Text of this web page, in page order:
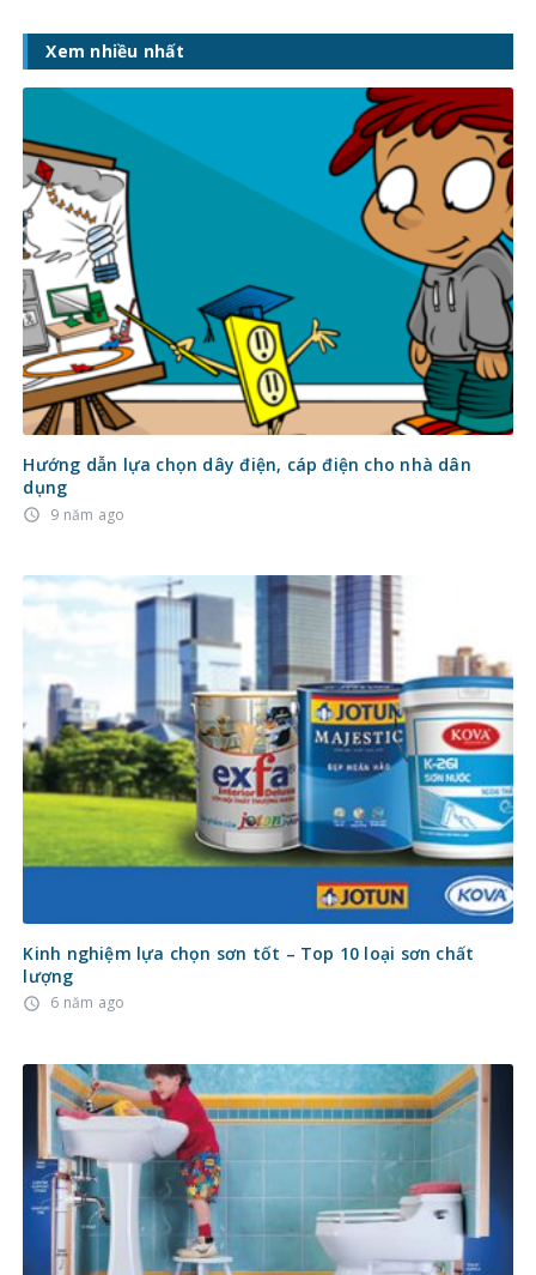
Xem nhiều nhất
Hướng dẫn lựa chọn dây điện, cáp điện cho nhà dân
dụng
access_time 9 năm ago
Kinh nghiệm lựa chọn sơn tốt – Top 10 loại sơn chất
lượng
access_time 6 năm ago